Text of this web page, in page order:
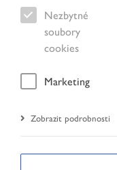
Úvodní stránka
Nezbytné
soubory
cookies
Marketing
Zobrazit podrobnosti